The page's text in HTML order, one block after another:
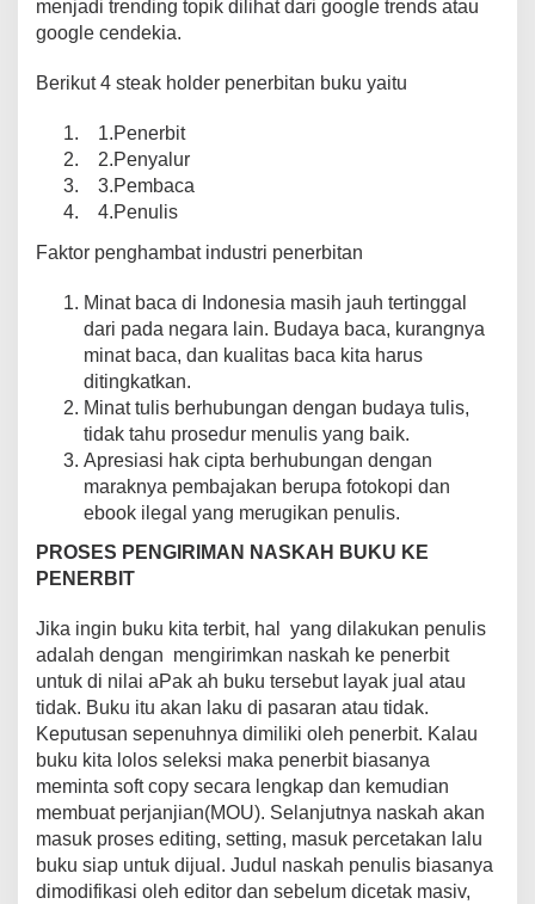
menjadi trending topik dilihat dari google trends atau
google cendekia.
Berikut 4 steak holder penerbitan buku yaitu
1.Penerbit
2.Penyalur
3.Pembaca
4.Penulis
Faktor penghambat industri penerbitan
Minat baca di Indonesia masih jauh tertinggal
dari pada negara lain. Budaya baca, kurangnya
minat baca, dan kualitas baca kita harus
ditingkatkan.
Minat tulis berhubungan dengan budaya tulis,
tidak tahu prosedur menulis yang baik.
Apresiasi hak cipta berhubungan dengan
maraknya pembajakan berupa fotokopi dan
ebook ilegal yang merugikan penulis.
PROSES PENGIRIMAN NASKAH BUKU KE
PENERBIT
Jika ingin buku kita terbit, hal yang dilakukan penulis
adalah dengan mengirimkan naskah ke penerbit
untuk di nilai aPak ah buku tersebut layak jual atau
tidak. Buku itu akan laku di pasaran atau tidak.
Keputusan sepenuhnya dimiliki oleh penerbit. Kalau
buku kita lolos seleksi maka penerbit biasanya
meminta soft copy secara lengkap dan kemudian
membuat perjanjian(MOU). Selanjutnya naskah akan
masuk proses editing, setting, masuk percetakan lalu
buku siap untuk dijual. Judul naskah penulis biasanya
dimodifikasi oleh editor dan sebelum dicetak masiv,